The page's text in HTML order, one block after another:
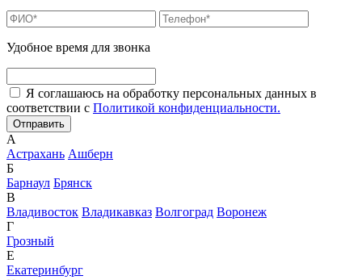
Удобное время для звонка
Я соглашаюсь на обработку персональных данных в
соответствии с Политикой конфиденциальности.
А
Астрахань Ашберн
Б
Барнаул Брянск
В
Владивосток Владикавказ Волгоград Воронеж
Г
Грозный
Е
Екатеринбург